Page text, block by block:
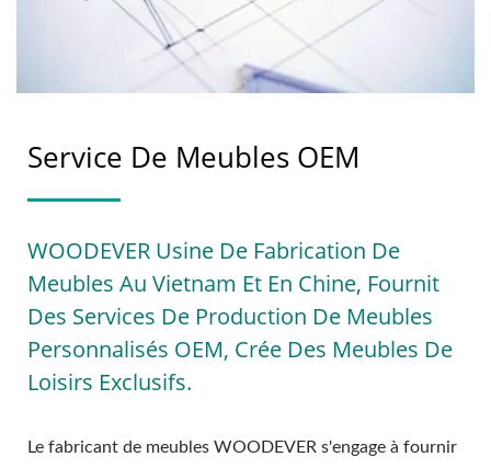
Service De Meubles OEM
WOODEVER Usine De Fabrication De
Meubles Au Vietnam Et En Chine, Fournit
Des Services De Production De Meubles
Personnalisés OEM, Crée Des Meubles De
Loisirs Exclusifs.
Le fabricant de meubles WOODEVER s'engage à fournir